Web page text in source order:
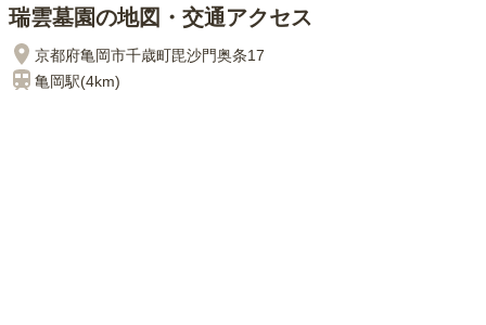
瑞雲墓園の地図・交通アクセス
京都府亀岡市千歳町毘沙門奥条17
亀岡駅(4km)